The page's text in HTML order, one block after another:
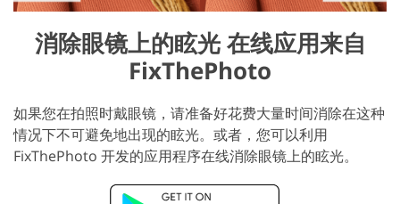
消除眼镜上的眩光 在线应用来自
FixThePhoto
如果您在拍照时戴眼镜，请准备好花费大量时间消除在这种
情况下不可避免地出现的眩光。或者，您可以利用
FixThePhoto 开发的应用程序在线消除眼镜上的眩光。